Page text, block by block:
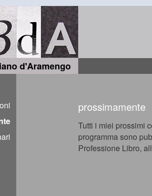
d'Aramengo
prossimamente
Tutti i miei prossimi
programma sono
Professione Libro,